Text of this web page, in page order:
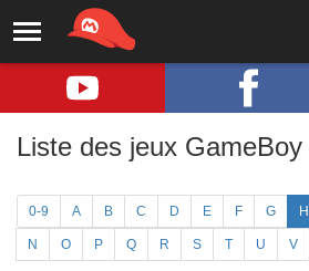
Liste des jeux GameBoy
0-9 A B C D E F G H
N O P Q R S T U V